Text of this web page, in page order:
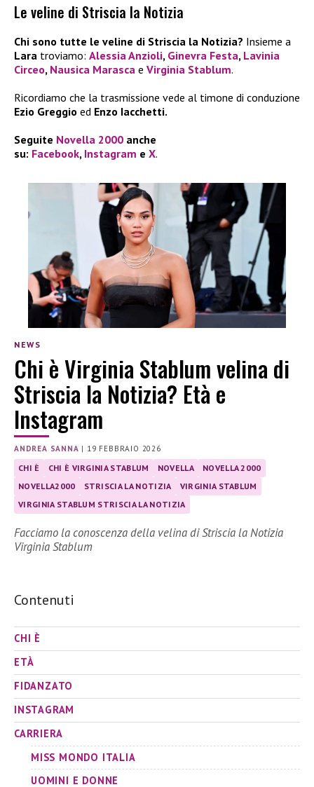
Le veline di Striscia la Notizia
Chi sono tutte le veline di Striscia la Notizia? Insieme a
Lara troviamo: Alessia Anzioli, Ginevra Festa, Lavinia
Circeo, Nausica Marasca e Virginia Stablum.
Ricordiamo che la trasmissione vede al timone di conduzione
Ezio Greggio ed Enzo Iacchetti.
Seguite Novella 2000 anche
su: Facebook, Instagram e X.
NEWS
Chi è Virginia Stablum velina di
Striscia la Notizia? Età e
Instagram
ANDREA SANNA | 19 FEBBRAIO 2026
CHI È CHI È VIRGINIA STABLUM NOVELLA
NOVELLA 2000
NOVELLA2000
STRISCIA LA NOTIZIA
VIRGINIA STABLUM
VIRGINIA STABLUM STRISCIA LA NOTIZIA
Facciamo la conoscenza della velina di Striscia la Notizia
Virginia Stablum
Contenuti
CHI È
ETÀ
FIDANZATO
INSTAGRAM
CARRIERA
MISS MONDO ITALIA
UOMINI E DONNE